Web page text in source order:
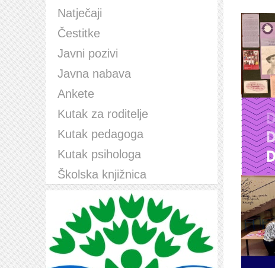
Natječaji
Čestitke
Javni pozivi
Javna nabava
Ankete
Kutak za roditelje
Kutak pedagoga
Kutak psihologa
Školska knjižnica